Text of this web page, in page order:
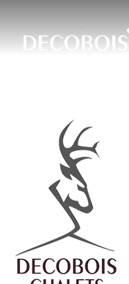
Contact